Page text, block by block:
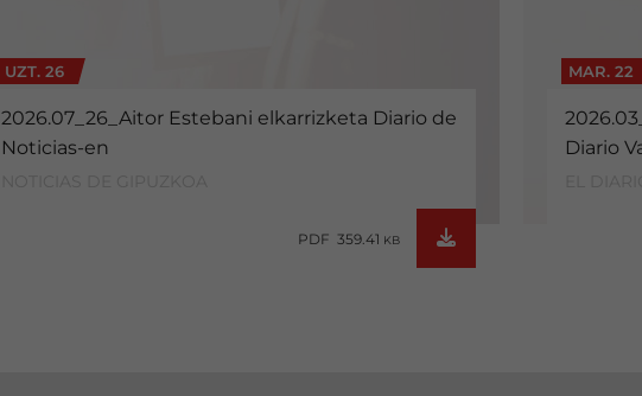
UZT. 26
2026.07_26_Aitor Estebani elkarrizketa Diario de
Noticias-en
PDF 359.41 KB
MAR. 22
Diario